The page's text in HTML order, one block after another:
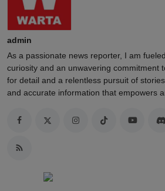
admin
As a passionate news reporter, I am
curiosity and an unwavering commitment
for detail and a relentless pursuit of
and accurate information that empowers